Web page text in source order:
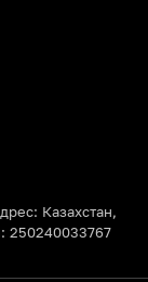
Казахстан,
250240033767